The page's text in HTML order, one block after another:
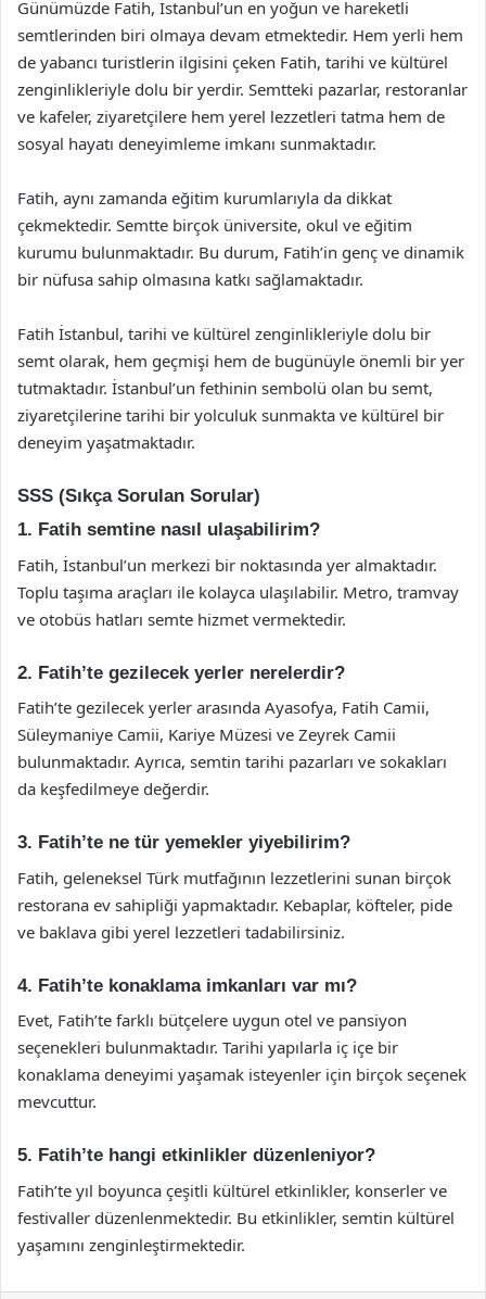
Günümüzde Fatih, İstanbul’un en yoğun ve hareketli
semtlerinden biri olmaya devam etmektedir. Hem yerli hem
de yabancı turistlerin ilgisini çeken Fatih, tarihi ve kültürel
zenginlikleriyle dolu bir yerdir. Semtteki pazarlar, restoranlar
ve kafeler, ziyaretçilere hem yerel lezzetleri tatma hem de
sosyal hayatı deneyimleme imkanı sunmaktadır.
Fatih, aynı zamanda eğitim kurumlarıyla da dikkat
çekmektedir. Semtte birçok üniversite, okul ve eğitim
kurumu bulunmaktadır. Bu durum, Fatih’in genç ve dinamik
bir nüfusa sahip olmasına katkı sağlamaktadır.
Fatih İstanbul, tarihi ve kültürel zenginlikleriyle dolu bir
semt olarak, hem geçmişi hem de bugünüyle önemli bir yer
tutmaktadır. İstanbul’un fethinin sembolü olan bu semt,
ziyaretçilerine tarihi bir yolculuk sunmakta ve kültürel bir
deneyim yaşatmaktadır.
SSS (Sıkça Sorulan Sorular)
1. Fatih semtine nasıl ulaşabilirim?
Fatih, İstanbul’un merkezi bir noktasında yer almaktadır.
Toplu taşıma araçları ile kolayca ulaşılabilir. Metro, tramvay
ve otobüs hatları semte hizmet vermektedir.
2. Fatih’te gezilecek yerler nerelerdir?
Fatih’te gezilecek yerler arasında Ayasofya, Fatih Camii,
Süleymaniye Camii, Kariye Müzesi ve Zeyrek Camii
bulunmaktadır. Ayrıca, semtin tarihi pazarları ve sokakları
da keşfedilmeye değerdir.
3. Fatih’te ne tür yemekler yiyebilirim?
Fatih, geleneksel Türk mutfağının lezzetlerini sunan birçok
restorana ev sahipliği yapmaktadır. Kebaplar, köfteler, pide
ve baklava gibi yerel lezzetleri tadabilirsiniz.
4. Fatih’te konaklama imkanları var mı?
Evet, Fatih’te farklı bütçelere uygun otel ve pansiyon
seçenekleri bulunmaktadır. Tarihi yapılarla iç içe bir
konaklama deneyimi yaşamak isteyenler için birçok seçenek
mevcuttur.
5. Fatih’te hangi etkinlikler düzenleniyor?
Fatih’te yıl boyunca çeşitli kültürel etkinlikler, konserler ve
festivaller düzenlenmektedir. Bu etkinlikler, semtin kültürel
yaşamını zenginleştirmektedir.